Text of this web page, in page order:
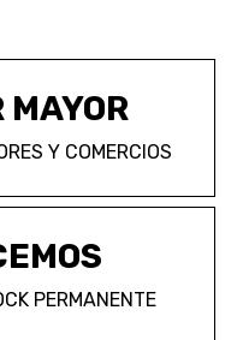
MAYOR
Y COMERCIOS
PERMANENTE